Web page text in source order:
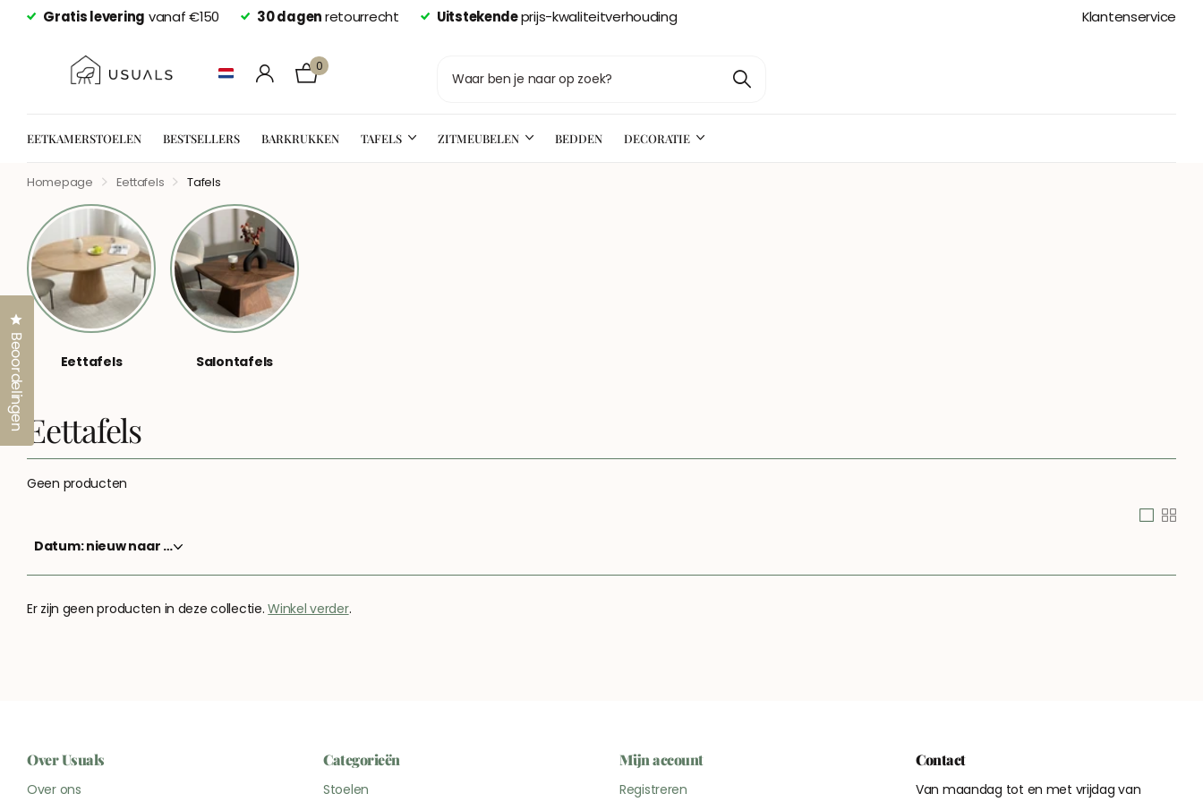
Gratis levering vanaf €150 30 dagenretourrecht Uitstekendeprijs-kwaliteitverhouding Klantenservice
0
EETKAMERSTOELEN BESTSELLERS BARKRUKKEN TAFELS ZITMEUBELEN BEDDEN DECORATIE
Homepage Eettafels Tafels
Eettafels Salontafels
Eettafels
Geen producten
Er zijn geen producten in deze collectie.Winkel verder.
Over Usuals
Over ons
Categorieën
Stoelen
Mijn account
Registreren
Contact
Van maandag tot en met vrijdag van
Beoordelingen
Klik om het dialoogvenster met beoordelingen te openen